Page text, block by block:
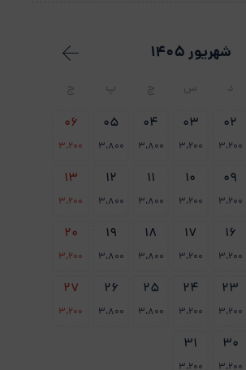
شهریور 1405
د س چ پ ج
02
3،200
03
3،200
04
3،800
05
3،800
06
3،200
09
3،200
10
3،200
11
3،800
12
3،800
13
3،200
16
3،200
17
3،200
18
3،800
19
3،800
20
3،200
23
3،200
24
3،200
25
3،800
26
3،800
27
3،200
30
31